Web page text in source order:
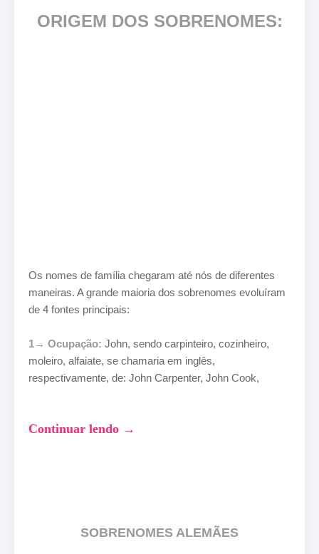
ORIGEM DOS SOBRENOMES:
Os nomes de família chegaram até nós de diferentes
maneiras. A grande maioria dos sobrenomes evoluíram
de 4 fontes principais:
1→ Ocupação: John, sendo carpinteiro, cozinheiro,
moleiro, alfaiate, se chamaria em inglês,
respectivamente, de: John Carpenter, John Cook,
Continuar lendo →
SOBRENOMES ALEMÃES